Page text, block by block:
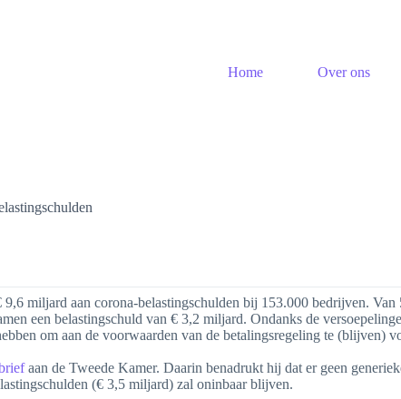
Home
Over ons
miljard aan corona-belastingschulden bij 153.000 bedrijven.
een belastingschuld van € 3,2 miljard. Ondanks de
om aan de voorwaarden van de betalingsregeling te (blijven)
aan de Tweede Kamer. Daarin benadrukt hij dat er geen
(€ 3,5 miljard) zal oninbaar blijven.